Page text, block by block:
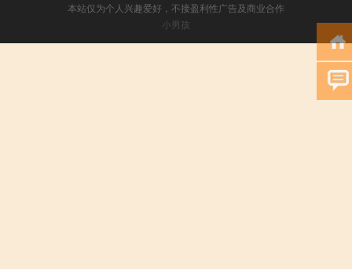
本站仅为个人兴趣爱好，不接盈利性广告及商业合作
小男孩